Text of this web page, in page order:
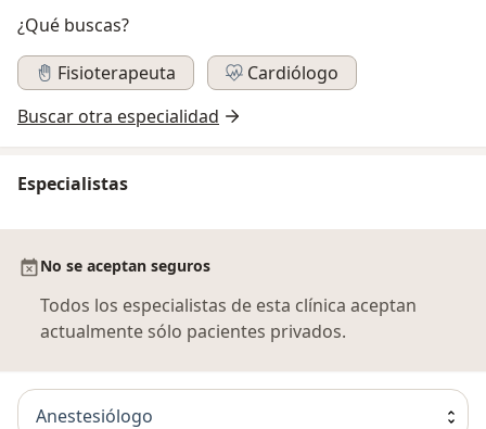
¿Qué buscas?
Fisioterapeuta
Cardiólogo
Buscar otra especialidad
Especialistas
No se aceptan seguros
Todos los especialistas de esta clínica aceptan
actualmente sólo pacientes privados.
Anestesiólogo